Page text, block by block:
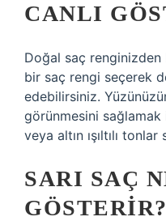
CANLI
Doğal saç
bir saç rengi seçerek
edebilirsiniz.
görünmesini sağlamak
veya altın ışıltılı
SARI SAÇ
GÖSTERIR?